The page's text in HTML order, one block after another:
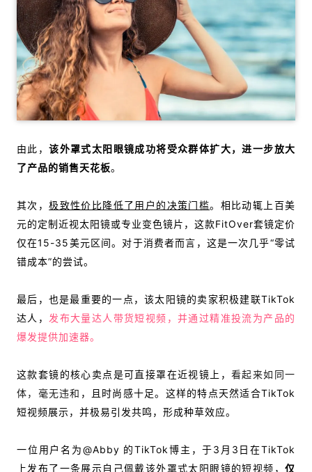
由此，该外罩式太阳眼镜成功将受众群体扩大，进一步放大
了产品的销售天花板。
其次，极致性价比降低了用户的决策门槛。相比动辄上百美
元的定制近视太阳镜或专业变色镜片，这款FitOver套镜定价
仅在15-35美元区间。对于消费者而言，这是一次几乎“零试
错成本”的尝试。
最后，也是最重要的一点，该太阳镜的卖家积极建联TikTok
达人， 发布大量达人带货短视频，并通过精准投流为产品的
爆发提供加速器。
这款套镜的核心卖点是可直接罩在近视镜上， 看起来如同一
体，毫无违和 ，且时尚感十足。这样的特点天然适合TikTok
短视频展示，并极易引发共鸣， 形成种草效应。
一位用户名为@Abby 的TikTok博主，于3月3日在TikTok
上发布了一条展示自己佩戴该外罩式太阳眼镜的短视频， 仅